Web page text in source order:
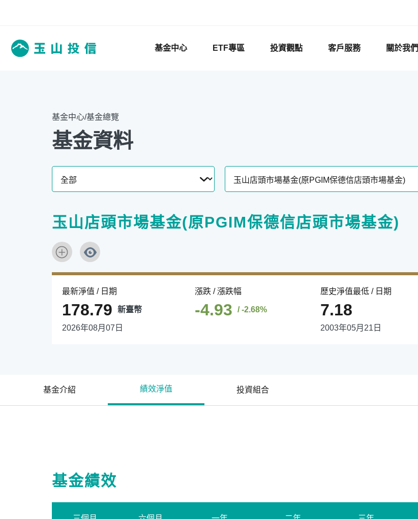
基金中心 ETF專區 投資觀點 客戶服務 關於我們
基金中心/基金總覽
基金資料
玉山店頭市場基金(原PGIM保德信店頭市場基金)
最新淨值 / 日期
178.79 新臺幣
2026年08月07日
漲跌 / 漲跌幅
-4.93 / -2.68%
歷史淨值最低 / 日期
7.18
2003年05月21日
基金介紹 績效淨值 投資組合
基金績效